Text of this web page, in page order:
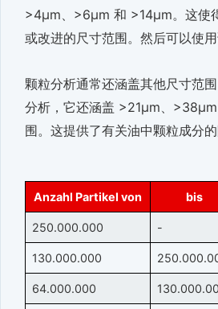
>4μm、>6μm 和 >14μm。这使
或改进的尺寸范围。然后可以使用
颗粒分析通常还涵盖其他尺寸范
分析，它还涵盖 >21μm、
围。这提供了有关油中颗粒成分的
Anzahl Partikel von bis
250.000.000 -
130.000.000
64.000.000